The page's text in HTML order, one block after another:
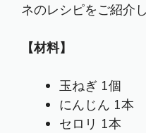
ネのレシピをご紹介し
【材料】
玉ねぎ 1個
にんじん 1本
セロリ 1本